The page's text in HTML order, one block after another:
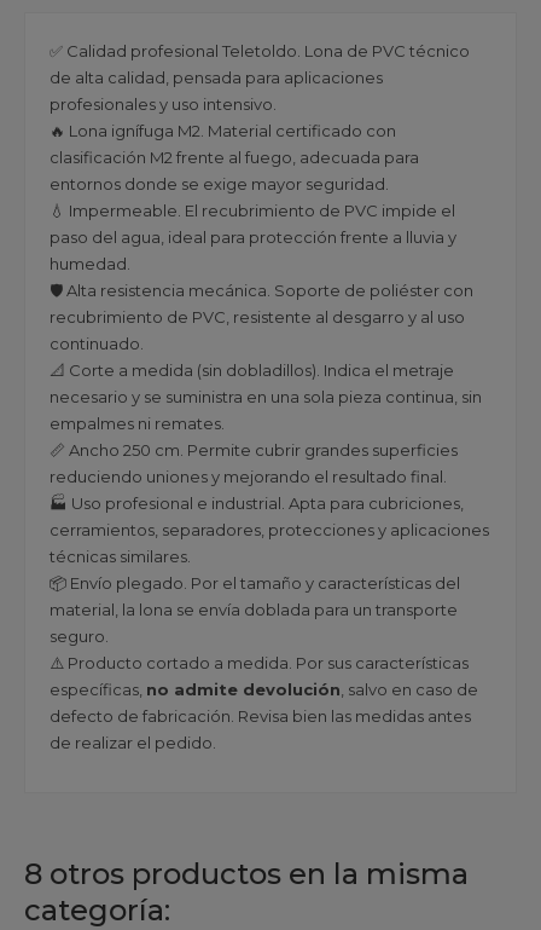
✅ Calidad profesional Teletoldo. Lona de PVC técnico
de alta calidad, pensada para aplicaciones
profesionales y uso intensivo.
🔥 Lona ignífuga M2. Material certificado con
clasificación M2 frente al fuego, adecuada para
entornos donde se exige mayor seguridad.
💧 Impermeable. El recubrimiento de PVC impide el
paso del agua, ideal para protección frente a lluvia y
humedad.
🛡️ Alta resistencia mecánica. Soporte de poliéster con
recubrimiento de PVC, resistente al desgarro y al uso
continuado.
📐 Corte a medida (sin dobladillos). Indica el metraje
necesario y se suministra en una sola pieza continua, sin
empalmes ni remates.
📏 Ancho 250 cm. Permite cubrir grandes superficies
reduciendo uniones y mejorando el resultado final.
🏭 Uso profesional e industrial. Apta para cubriciones,
cerramientos, separadores, protecciones y aplicaciones
técnicas similares.
📦 Envío plegado. Por el tamaño y características del
material, la lona se envía doblada para un transporte
seguro.
⚠️ Producto cortado a medida. Por sus características
específicas, no admite devolución , salvo en caso de
defecto de fabricación. Revisa bien las medidas antes
de realizar el pedido.
8 otros productos en la misma
categoría: